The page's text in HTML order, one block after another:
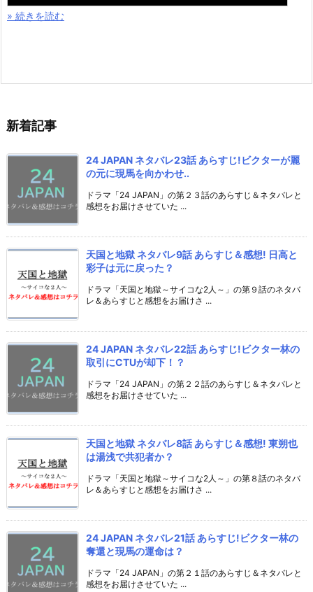
» 続きを読む
新着記事
24 JAPAN ネタバレ23話 あらすじ!ビクターが麗
の元に現馬を向かわせ..
ドラマ「24 JAPAN」の第２３話のあらすじ＆ネタバレと
感想をお届けさせていた ...
天国と地獄 ネタバレ9話 あらすじ＆感想! 日高と
彩子は元に戻った？
ドラマ「天国と地獄～サイコな2人～」の第９話のネタバ
レ＆あらすじと感想をお届けさ ...
24 JAPAN ネタバレ22話 あらすじ!ビクター林の
取引にCTUが却下！？
ドラマ「24 JAPAN」の第２２話のあらすじ＆ネタバレと
感想をお届けさせていた ...
天国と地獄 ネタバレ8話 あらすじ＆感想! 東朔也
は湯浅で共犯者か？
ドラマ「天国と地獄～サイコな2人～」の第８話のネタバ
レ＆あらすじと感想をお届けさ ...
24 JAPAN ネタバレ21話 あらすじ!ビクター林の
奪還と現馬の運命は？
ドラマ「24 JAPAN」の第２１話のあらすじ＆ネタバレと
感想をお届けさせていた ...